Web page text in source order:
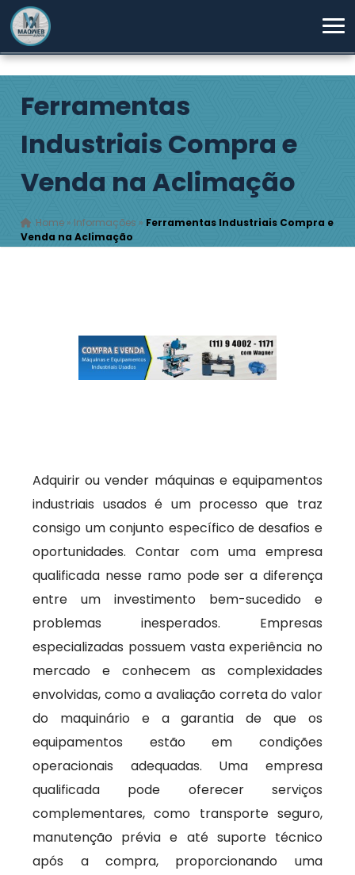
Ferramentas
Industriais Compra e
Venda na Aclimação
Home » Informações » Ferramentas Industriais Compra e
Venda na Aclimação
Adquirir ou vender máquinas e equipamentos
industriais usados é um processo que traz
consigo um conjunto específico de desafios e
oportunidades. Contar com uma empresa
qualificada nesse ramo pode ser a diferença
entre um investimento bem-sucedido e
problemas inesperados. Empresas
especializadas possuem vasta experiência no
mercado e conhecem as complexidades
envolvidas, como a avaliação correta do valor
do maquinário e a garantia de que os
equipamentos estão em condições
operacionais adequadas. Uma empresa
qualificada pode oferecer serviços
complementares, como transporte seguro,
manutenção prévia e até suporte técnico
após a compra, proporcionando uma